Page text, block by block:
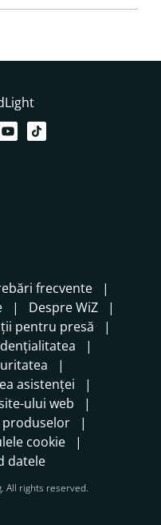
frecvente
Despre WiZ
pentru presă
asistenței
ului web
produselor
cookie
datele
All rights reserved.